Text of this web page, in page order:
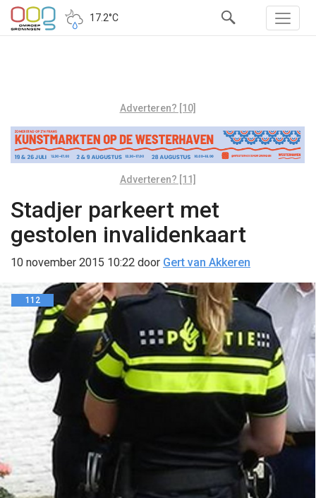
17.2°C
Adverteren? [10]
Adverteren? [11]
Stadjer parkeert met
gestolen invalidenkaart
10 november 2015 10:22 door Gert van Akkeren
112